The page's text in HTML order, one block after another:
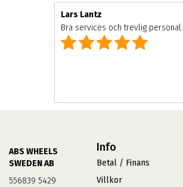
Lars Lantz
Bra services och trevlig personal.
ABS WHEELS
SWEDEN AB
556839 5429
Info
Betal / Finans
Villkor